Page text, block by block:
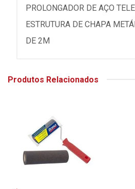
PROLONGADOR DE AÇO
ESTRUTURA DE CHAPA
DE 2M
Produtos Relacionados